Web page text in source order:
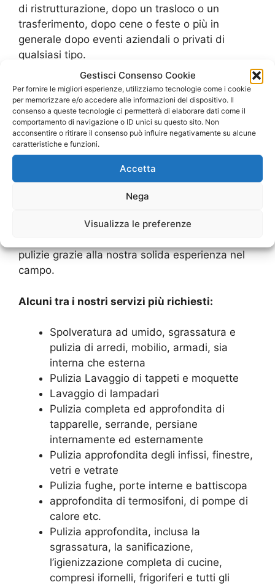
Gestisci Consenso Cookie
Per fornire le migliori esperienze, utilizziamo tecnologie come i cookie
per memorizzare e/o accedere alle informazioni del dispositivo. Il
consenso a queste tecnologie ci permetterà di elaborare dati come il
comportamento di navigazione o ID unici su questo sito. Non
acconsentire o ritirare il consenso può influire negativamente su alcune
caratteristiche e funzioni.
Accetta
Nega
Visualizza le preferenze
di ristrutturazione, dopo un trasloco o un
trasferimento, dopo cene o feste o più in
generale dopo eventi aziendali o privati di
qualsiasi tipo.
Per pulizie ordinarie si intendono tutte quelle
pulizie che contribuiscono a mantenere un
ambiente al meglio del suo aspetto e della sua
igiene.
Offriamo questo servizio tanto ai privati quanto
nostra offerta in base alle specifiche esigenze
pulizie grazie alla nostra solida esperienza nel
campo.
Alcuni tra i nostri servizi più richiesti:
Spolveratura ad umido, sgrassatura e
pulizia di arredi, mobilio, armadi, sia
interna che esterna
Pulizia Lavaggio di tappeti e moquette
Lavaggio di lampadari
Pulizia completa ed approfondita di
tapparelle, serrande, persiane
internamente ed esternamente
Pulizia approfondita degli infissi, finestre,
vetri e vetrate
Pulizia fughe, porte interne e battiscopa
approfondita di termosifoni, di pompe di
calore etc.
Pulizia approfondita, inclusa la
sgrassatura, la sanificazione,
l’igienizzazione completa di cucine,
compresi ifornelli, frigoriferi e tutti gli